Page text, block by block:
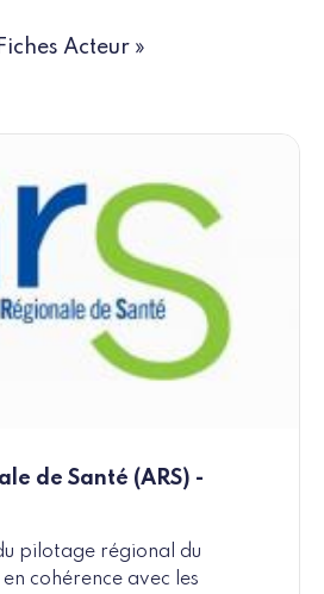
Acteur »
de Santé (ARS) -
pilotage régional du
cohérence avec les